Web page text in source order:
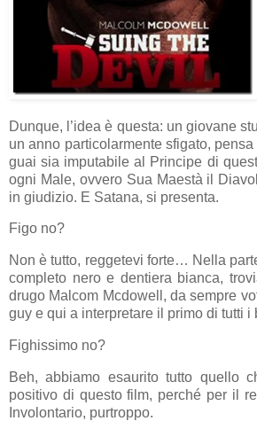
Dunque, l’idea è questa: un giovane
un anno particolarmente sfigato,
guai sia imputabile al Principe di
ogni Male, ovvero Sua Maestà il
in giudizio. E Satana, si presenta.
Figo no?
Non è tutto, reggetevi forte… Nella
completo nero e dentiera bianca,
drugo Malcom Mcdowell, da sempre
guy e qui a interpretare il primo di tutti i
Fighissimo no?
Beh, abbiamo esaurito tutto quello
positivo di questo film, perché per il
Involontario, purtroppo.